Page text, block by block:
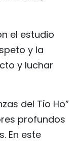
el estudio
y la
y luchar
del Tío Ho”
profundos
En este